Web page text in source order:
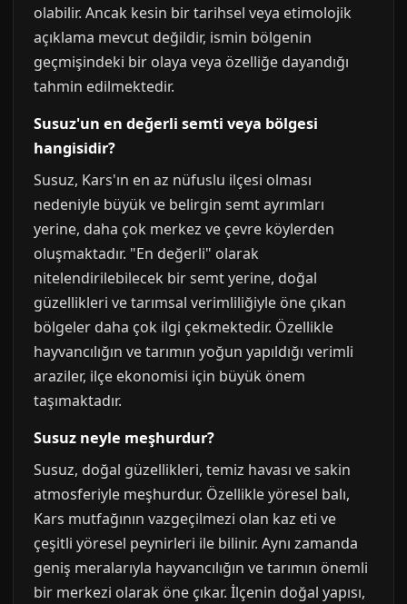
olabilir. Ancak kesin bir tarihsel veya etimolojik
açıklama mevcut değildir, ismin bölgenin
geçmişindeki bir olaya veya özelliğe dayandığı
tahmin edilmektedir.
Susuz'un en değerli semti veya bölgesi
hangisidir?
Susuz, Kars'ın en az nüfuslu ilçesi olması
nedeniyle büyük ve belirgin semt ayrımları
yerine, daha çok merkez ve çevre köylerden
oluşmaktadır. "En değerli" olarak
nitelendirilebilecek bir semt yerine, doğal
güzellikleri ve tarımsal verimliliğiyle öne çıkan
bölgeler daha çok ilgi çekmektedir. Özellikle
hayvancılığın ve tarımın yoğun yapıldığı verimli
araziler, ilçe ekonomisi için büyük önem
taşımaktadır.
Susuz neyle meşhurdur?
Susuz, doğal güzellikleri, temiz havası ve sakin
atmosferiyle meşhurdur. Özellikle yöresel balı,
Kars mutfağının vazgeçilmezi olan kaz eti ve
çeşitli yöresel peynirleri ile bilinir. Aynı zamanda
geniş meralarıyla hayvancılığın ve tarımın önemli
bir merkezi olarak öne çıkar. İlçenin doğal yapısı,